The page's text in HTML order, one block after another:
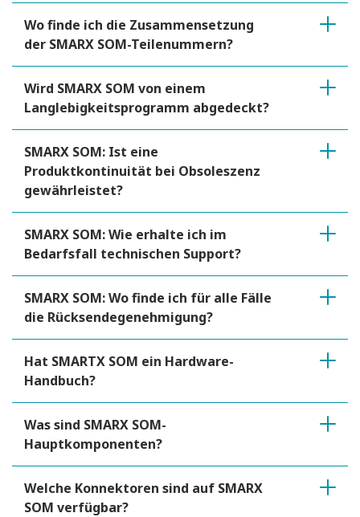
Wo finde ich die Zusammensetzung
der SMARX SOM-Teilenummern?
Wird SMARX SOM von einem
Langlebigkeitsprogramm abgedeckt?
SMARX SOM: Ist eine
Produktkontinuität bei Obsoleszenz
gewährleistet?
SMARX SOM: Wie erhalte ich im
Bedarfsfall technischen Support?
SMARX SOM: Wo finde ich für alle Fälle
die Rücksendegenehmigung?
Hat SMARTX SOM ein Hardware-
Handbuch?
Was sind SMARX SOM-
Hauptkomponenten?
Welche Konnektoren sind auf SMARX
SOM verfügbar?